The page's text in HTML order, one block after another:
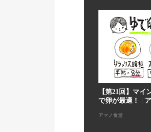
【第21回】マイ
で卵が最適！ |
アマノ食堂